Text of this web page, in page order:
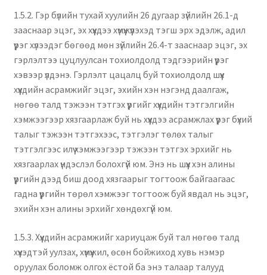
1.5.2. Гэр бүлийн тухай хуулийн 26 дугаар зүйлийн 26.1-д
зааснаар эцэг, эх хүүхдээ хүмүүжүүлэхэд тэгш эрх эдэлж, адил
үүрэг хүлээдэг бөгөөд мөн зүйлийн 26.4-т зааснаар эцэг, эх
гэрлэлтээ цуцлуулсан тохиолдолд тэдгээрийн үүрэг
хэвээр үлдэнэ. Гэрлэлт цацалц буй тохиолдолд шүүх
хүүхдийн асрамжийг эцэг, эхийн хэн нэгэнд даалгаж,
нөгөө талд тэжээн тэтгэх үүргийг хүүхдийн тэтгэлгийн
хэмжээгээр хязгаарлаж буй нь хүүхдээ асрамжлах үүрэг бүхий
талыг тэжээн тэтгэхээс, тэтгэлэг төлөх талыг
тэтгэлгээс илүү хэмжээгээр тэжээн тэтгэх эрхийг нь
хязгаарлах үндэслэл болохгүй юм. Энэ нь шүүх хэн алины
үүргийн дээд биш доод хязгаарыг тогтоож байгаагаас
гадна үүргийн төрөл хэмжээг тогтоож буй явдал нь эцэг,
эхийн хэн алины эрхийг хөндөхгүй юм.
1.5.3. Хүүхдийн асрамжийг хариуцаж буй тал нөгөө талд
хүүхэдтэй уулзах, хүмүүжил, өсөн бойжиход хувь нэмэр
оруулах боломж олгох ёстой ба энэ талаар талууд